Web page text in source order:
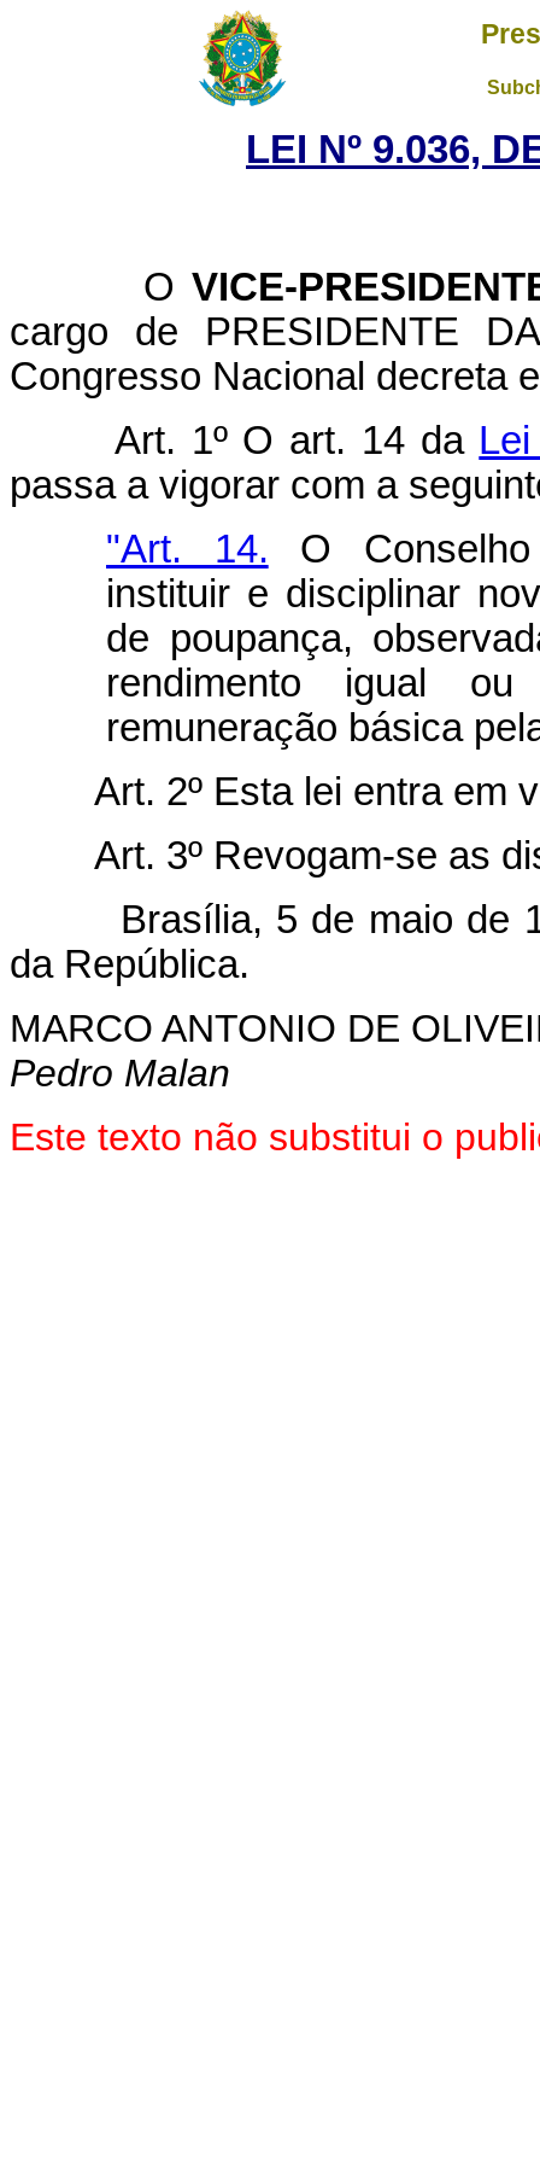
LEI Nº 9.036,
OVICE-
cargo de PRESIDENTE
Congresso Nacional decreta
Art. 1º O art. 14 da
passa a vigorar com a
"Art. 14. O Conselho
instituir e disciplinar
de poupança,
rendimento igual
remuneração básica
Art. 2º Esta lei entra em
Art. 3º Revogam-se as
Brasília, 5 de maio de
da República.
MARCO ANTONIO DE
Pedro Malan
Este texto não substitui o